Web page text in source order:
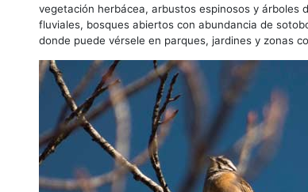
vegetación herbácea, arbustos espinosos y árboles
fluviales, bosques abiertos con abundancia de
donde puede vérsele en parques, jardines y zonas